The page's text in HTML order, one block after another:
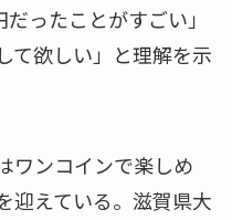
ったことがすごい」
て欲しい」と理解を示
ワンコインで楽しめ
迎えている。滋賀県大